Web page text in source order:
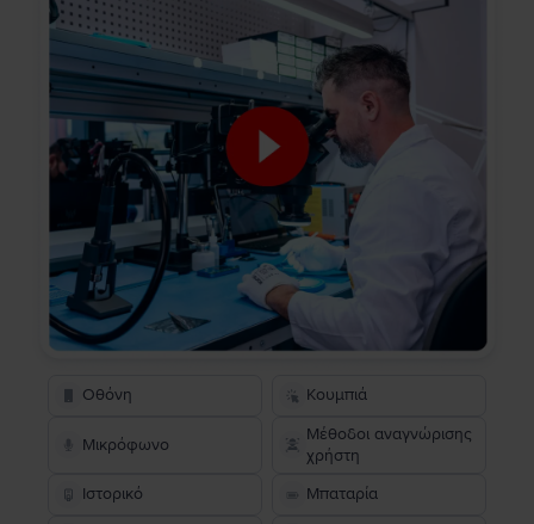
Οθόνη Κουμπιά
Μικρόφωνο
Μέθοδοι αναγνώρισης
χρήστη
Ιστορικό
Μπαταρία